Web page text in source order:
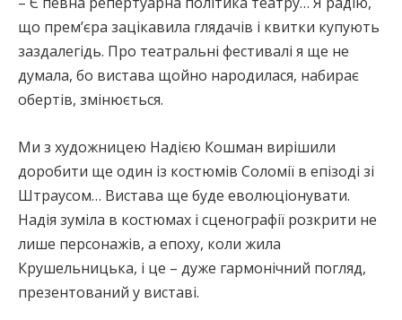
що прем’єра зацікавила глядачів і квитки купують
заздалегідь. Про театральні фестивалі я ще не
думала, бо вистава щойно народилася, набирає
обертів, змінюється.
Ми з художницею Надією Кошман вирішили
доробити ще один із костюмів Соломії в епізоді зі
Штраусом… Вистава ще буде еволюціонувати.
Надія зуміла в костюмах і сценографії розкрити не
лише персонажів, а епоху, коли жила
Крушельницька, і це – дуже гармонічний погляд,
презентований у виставі.